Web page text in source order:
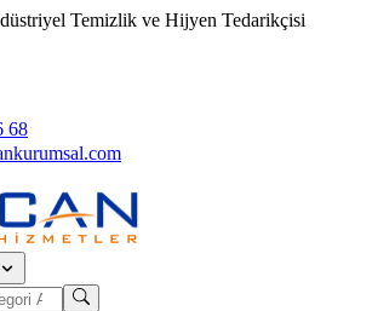
Temizlik ve Hijyen Tedarikçisi
68